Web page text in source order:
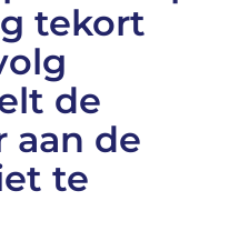
tekort
de
aan de
te